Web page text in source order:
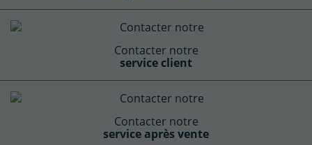
Contacter notre
service client
Contacter notre
service après vente